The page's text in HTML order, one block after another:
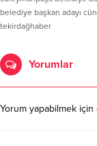
belediye başkan adayı
tekirdağhaber
Yorumlar
Yorum yapabilmek için